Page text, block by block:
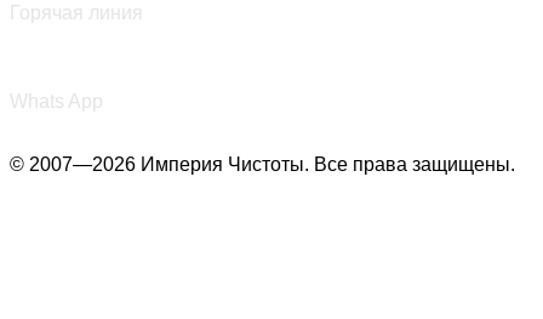
Горячая линия
Whats App
© 2007—2026 Империя Чистоты. Все права защищены.